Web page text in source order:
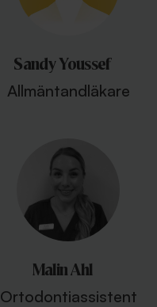
Sandy Youssef
Allmäntandläkare
Malin Ahl
Ortodontiassistent